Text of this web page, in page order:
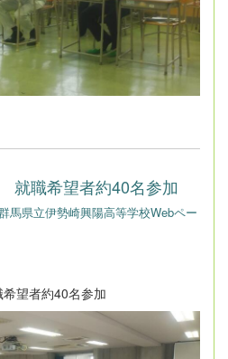
就職希望者約40名参加
馬県立伊勢崎興陽高等学校Webペー
望者約40名参加